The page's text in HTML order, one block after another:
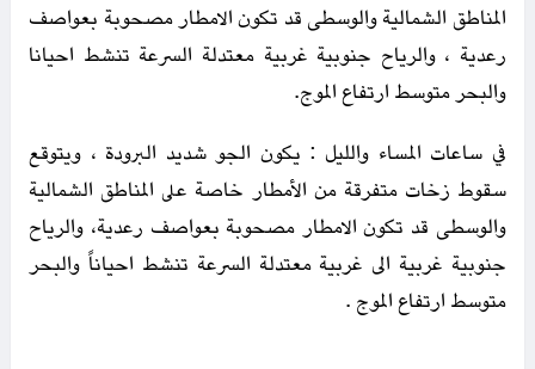
المناطق الشمالية والوسطى قد تكون الامطار مصحوبة بعواصف
رعدية ، والرياح جنوبية غربية معتدلة السرعة تنشط احيانا
والبحر متوسط ارتفاع الموج.
في ساعات المساء والليل : يكون الجو شديد البرودة ، ويتوقع
سقوط زخات متفرقة من الأمطار خاصة على المناطق الشمالية
والوسطى قد تكون الامطار مصحوبة بعواصف رعدية، والرياح
جنوبية غربية الى غربية معتدلة السرعة تنشط احياناً والبحر
متوسط ارتفاع الموج .